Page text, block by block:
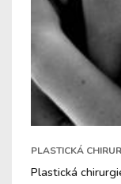
PLASTICKÁ
Plastická